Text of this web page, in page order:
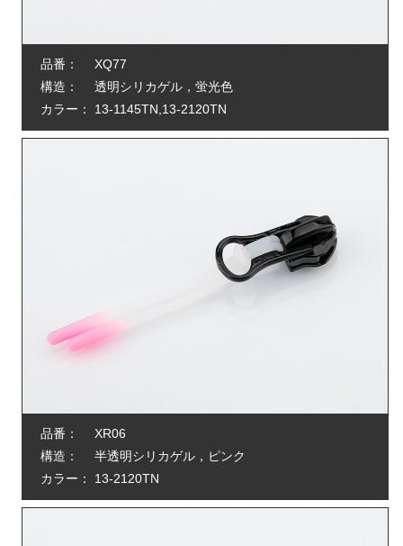
品番：
XQ77
構造：
透明シリカゲル，蛍光色
カラー：
13-1145TN,13-2120TN
品番：
XR06
構造：
半透明シリカゲル，ピンク
カラー：
13-2120TN